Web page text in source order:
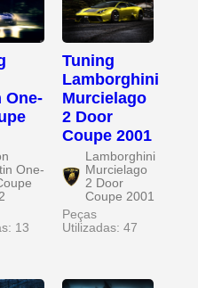
One-
One-
13
Tuning
Lamborghini
Murcielago
2 Door
Coupe 2001
Lamborghini
Murcielago
2 Door
Coupe 2001
Peças
Utilizadas: 47